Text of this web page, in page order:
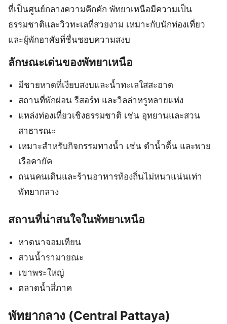
ที่เป็นศูนย์กลางความคึกคัก พัทยาเหนือมีความเป็น
ธรรมชาติและวิวทะเลที่สวยงาม เหมาะกับนักท่องเที่ยว
และผู้พักอาศัยที่ชื่นชอบความสงบ
ลักษณะเด่นของพัทยาเหนือ
มีชายหาดที่เงียบสงบและน้ำทะเลใสสะอาด
สถานที่พักผ่อน รีสอร์ท และวิลล่าหรูหลายแห่ง
แหล่งท่องเที่ยวเชิงธรรมชาติ เช่น อุทยานและสวน
สาธารณะ
เหมาะสำหรับกิจกรรมทางน้ำ เช่น ดำน้ำตื้น และพาย
เรือคายัค
ถนนคนเดินและร้านอาหารท้องถิ่นไม่หนาแน่นเท่า
พัทยากลาง
สถานที่น่าสนใจในพัทยาเหนือ
หาดนาจอมเทียน
สวนน้ำรามายณะ
เขาพระใหญ่
ตลาดน้ำสี่ภาค
พัทยากลาง (Central Pattaya)